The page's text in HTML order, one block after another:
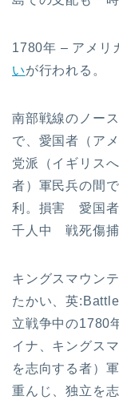
1780年 – アメリ
いが行われる。
南部戦線のノー
で、愛国者（ア
党派（イギリス
者）軍民兵の間
利。損害 愛国
千人中 戦死傷捕
キングスマウン
たかい、英
立戦争中の1780
イナ、キングス
を志向する者）
重んじ、独立を